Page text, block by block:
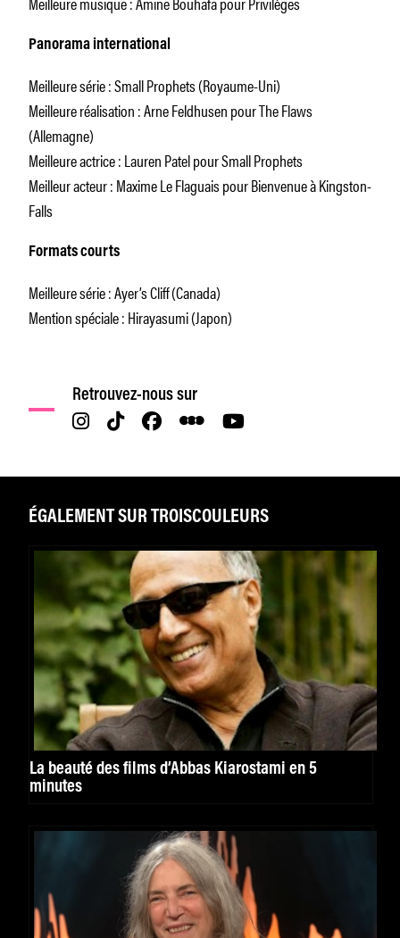
Panorama international
Meilleure série : Small Prophets (Royaume-Uni)
Meilleure réalisation : Arne Feldhusen pour The Flaws
(Allemagne)
Meilleure actrice : Lauren Patel pour Small Prophets
Meilleur acteur : Maxime Le Flaguais pour Bienvenue à Kingston-
Falls
Formats courts
Meilleure série : Ayer’s Cliff (Canada)
Mention spéciale : Hirayasumi (Japon)
Retrouvez-nous sur
ÉGALEMENT SUR TROISCOULEURS
La beauté des films d’Abbas Kiarostami en 5
minutes